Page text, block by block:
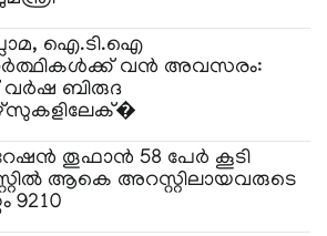
ഐ.ടി.ഐ
വൻ അവസരം:
വർഷ ബിരുദ
തൂഫാന്‍ 58 പേര്‍ കൂടി
ആകെ അറസ്റ്റിലായവരുടെ
9210